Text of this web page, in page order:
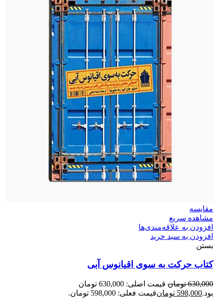
مقایسه
مشاهده سریع
افزودن به علاقه‌مندی‌ها
افزودن به سبد خرید
بستن
کتاب حرکت به سوی اقیانوس آبی
630,000 تومان
قیمت اصلی: 630,000 تومان
بود.598,000 تومانقیمت فعلی: 598,000 تومان.